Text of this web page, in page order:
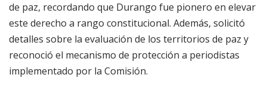
de paz, recordando que Durango fue pionero en elevar
este derecho a rango constitucional. Además, solicitó
detalles sobre la evaluación de los territorios de paz y
reconoció el mecanismo de protección a periodistas
implementado por la Comisión.